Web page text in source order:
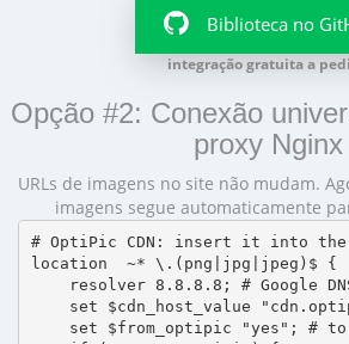
Biblioteca no
integração gratuita a
Opção #2: Conexão
proxy Nginx
URLs de imagens no site não mudam.
imagens segue automaticamente
# OptiPic CDN: insert it into the
location  ~* \.(png|jpg|jpeg)$ {
resolver 8.8.8.8; # Google
set $cdn_host_value
set $from_optipic "yes"; #